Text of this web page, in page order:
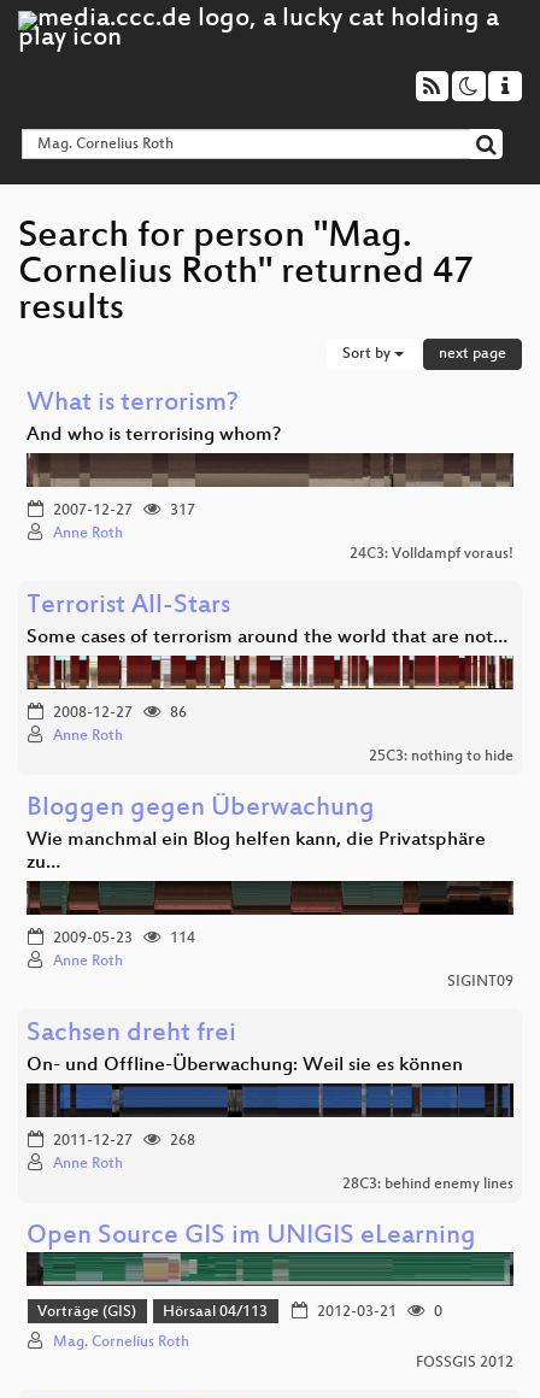
Search for person "Mag.
Cornelius Roth" returned 47
results
Sort by next page
What is terrorism?
And who is terrorising whom?
2007-12-27
317
Anne Roth
24C3: Volldampf voraus!
Terrorist All-Stars
Some cases of terrorism around the world that are not…
2008-12-27
86
Anne Roth
25C3: nothing to hide
Bloggen gegen Überwachung
Wie manchmal ein Blog helfen kann, die Privatsphäre
zu…
2009-05-23
114
Anne Roth
SIGINT09
Sachsen dreht frei
On- und Offline-Überwachung: Weil sie es können
2011-12-27
268
Anne Roth
28C3: behind enemy lines
Open Source GIS im UNIGIS eLearning
Vorträge (GIS) Hörsaal 04/113 2012-03-21
0
Mag. Cornelius Roth
FOSSGIS 2012